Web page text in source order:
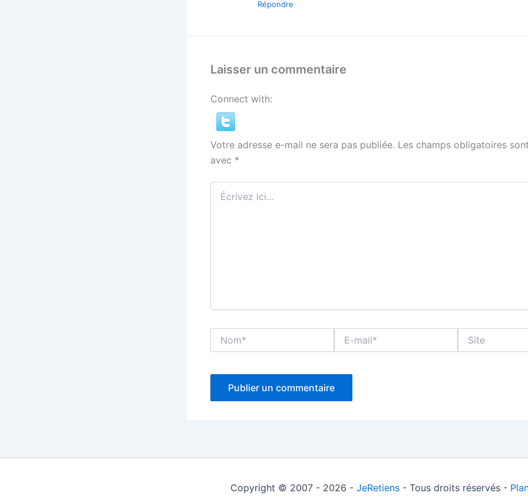
Répondre
Laisser un commentaire
Connect with:
Votre adresse e-mail ne sera pas publiée. Les champs obligatoires
avec *
Écrivez
ici…
mail*
Copyright © 2007 - 2026 - JeRetiens- Tous droits réservés -